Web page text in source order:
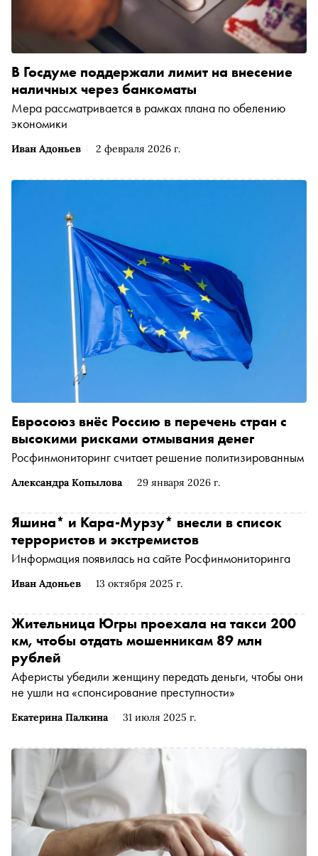
Иван Адоньев 2 февраля 2026 г.
В Госдуме поддержали лимит на внесение
наличных через банкоматы
Мера рассматривается в рамках плана по обелению
экономики
Александра Копылова 29 января 2026 г.
Евросоюз внёс Россию в перечень стран с
высокими рисками отмывания денег
Росфинмониторинг считает решение политизированным
Иван Адоньев 13 октября 2025 г.
Яшина* и Кара-Мурзу* внесли в список
террористов и экстремистов
Информация появилась на сайте Росфинмониторинга
Екатерина Палкина 31 июля 2025 г.
Жительница Югры проехала на такси 200
км, чтобы отдать мошенникам 89 млн
рублей
Аферисты убедили женщину передать деньги, чтобы они
не ушли на «спонсирование преступности»